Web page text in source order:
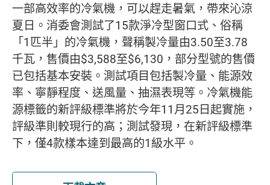
一部高效率的冷氣機，可以趕走暑氣，帶來沁涼
夏日。消委會測試了15款淨冷型窗口式、俗稱
「1匹半」的冷氣機，聲稱製冷量由3.50至3.78
千瓦，售價由$3,588至$6,130，部分型號的售價
已包括基本安裝。測試項目包括製冷量、能源效
率、寧靜程度、送風量、抽濕表現等。冷氣機能
源標籤的新評級標準將於今年11月25日起實施，
評級準則較現行的高；測試發現，在新評級標準
下，僅4款樣本達到最高的1級水平。